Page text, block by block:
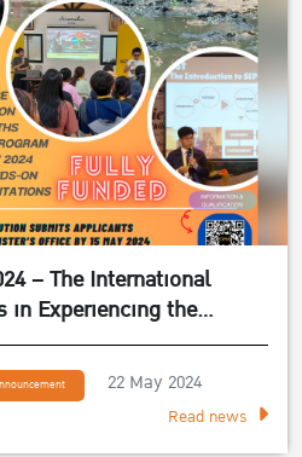
– The International
in Experiencing the
2024
22 May 2024
Read news